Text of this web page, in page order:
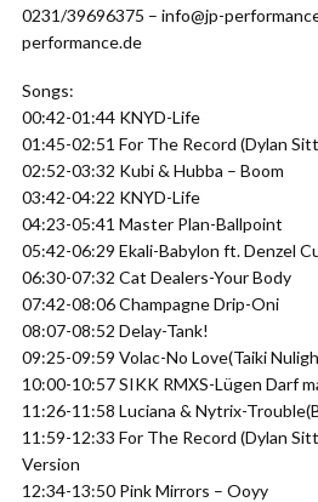
0231/39696375 – info@jp-
performance.de
Songs:
00:42-01:44 KNYD-Life
01:45-02:51 For The Record (Dylan
02:52-03:32 Kubi & Hubba – Boom
03:42-04:22 KNYD-Life
04:23-05:41 Master Plan-Ballpoint
05:42-06:29 Ekali-Babylon ft. Denzel
06:30-07:32 Cat Dealers-Your Body
07:42-08:06 Champagne Drip-Oni
08:07-08:52 Delay-Tank!
09:25-09:59 Volac-No Love(Taiki
10:00-10:57 SIKK RMXS-Lügen Darf
11:26-11:58 Luciana & Nytrix-
11:59-12:33 For The Record (Dylan
Version
12:34-13:50 Pink Mirrors – Ooyy